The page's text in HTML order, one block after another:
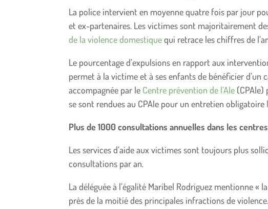
La police intervient en moyenne quatre fois par jour
et ex-partenaires. Les victimes sont majoritairement
de la violence domestiquequi retrace les chiffres de
Le pourcentage d’expulsions en rapport aux
permet à la victime et à ses enfants de bénéficier d’un
accompagnée par le Centre prévention de l’Ale (CPAle)
se sont rendues au CPAle pour un entretien obligatoire
Plus de 1000 consultations annuelles dans les
Les services d’aide aux victimes sont toujours plus
consultations par an.
La déléguée à l’égalité Maribel Rodriguez mentionne
près de la moitié des principales infractions de